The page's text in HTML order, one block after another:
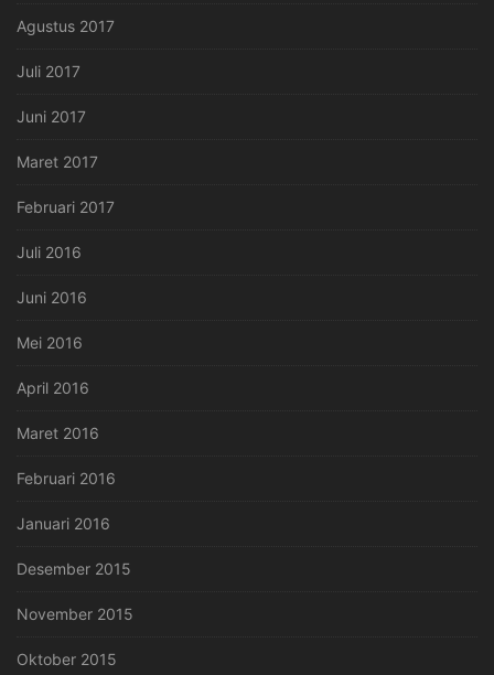
Agustus 2017
Juli 2017
Juni 2017
Maret 2017
Februari 2017
Juli 2016
Juni 2016
Mei 2016
April 2016
Maret 2016
Februari 2016
Januari 2016
Desember 2015
November 2015
Oktober 2015